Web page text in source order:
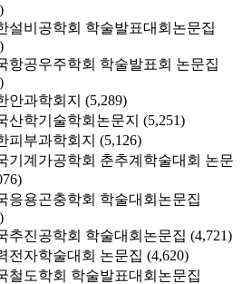
설비공학회 학술발표대회논문집
항공우주학회 학술발표회 논문집
안과학회지 (5,289)
산학기술학회논문지 (5,251)
피부과학회지 (5,126)
기계가공학회 춘추계학술대회 논문
응용곤충학회 학술대회논문집
추진공학회 학술대회논문집 (4,721)
전자학술대회 논문집 (4,620)
철도학회 학술발표대회논문집